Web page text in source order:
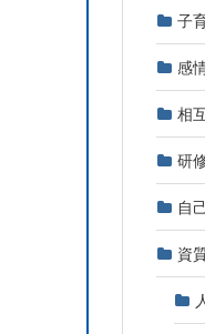
子
感
相
研
自
資